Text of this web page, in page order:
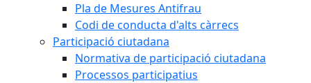
Pla de Mesures Antifrau
Codi de conducta d'alts càrrecs
Participació ciutadana
Normativa de participació ciutadana
Processos participatius